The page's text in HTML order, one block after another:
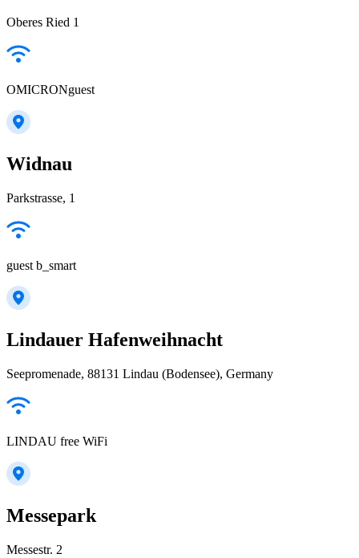
Oberes Ried 1
OMICRONguest
Widnau
Parkstrasse, 1
guest b_smart
Lindauer Hafenweihnacht
Seepromenade, 88131 Lindau (Bodensee), Germany
LINDAU free WiFi
Messepark
Messestr. 2